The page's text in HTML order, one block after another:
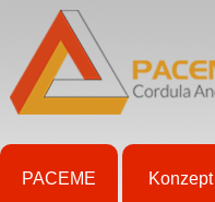
PACEME Konzept